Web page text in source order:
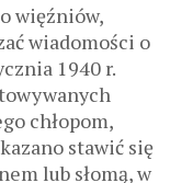
więźniów,
wiadomości o
1940 r.
chłopom,
stawić się
lub słomą, w